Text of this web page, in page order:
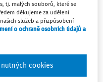
jako manažer
i státním
oboru bezpečnosti
osobou pro
tj. malých souborů, které se
děkujeme za udělení
služeb a přizpůsobení
o ochraně osobních údajů a
cookies